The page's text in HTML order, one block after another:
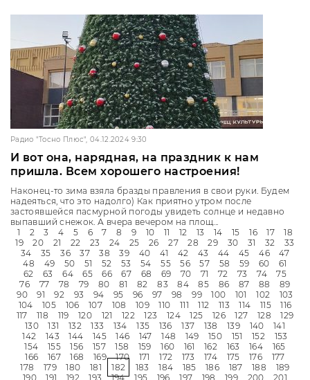
Радио "Тосно Плюс", 04.12.2024 9:30
И вот она, нарядная, на праздник к нам
пришла. Всем хорошего настроения!
Наконец-то зима взяла бразды правления в свои руки. Будем
надеяться, что это надолго) Как приятно утром после
застоявшейся пасмурной погоды увидеть солнце и недавно
выпавший снежок. А вчера вечером на площ...
1
2 3 4 5 6 7 8 9 10 11 12 13 14 15 16 17
18
19
20 21 22 23 24 25 26 27 28 29 30 31 32
33
34
35 36 37 38 39 40 41 42 43 44 45 46
47
48
49 50 51 52 53 54 55 56 57 58 59 60
61
62
63 64 65 66 67 68 69 70 71 72 73 74
75
76
77 78 79 80 81 82 83 84 85 86 87 88
89
90
91 92 93 94 95 96 97 98 99 100 101 102
103
104
105 106 107 108 109 110 111 112 113 114 115
116
117
118 119 120 121 122 123 124 125 126 127 128
129
130
131 132 133 134 135 136 137 138 139 140
141
142
143 144 145 146 147 148 149 150 151 152
153
154
155 156 157 158 159 160 161 162 163 164
165
166
167 168 169 170 171 172 173 174 175 176
177
178
179 180 181 182 183 184 185 186 187 188
189
190
191 192 193 194 195 196 197 198 199 200 201